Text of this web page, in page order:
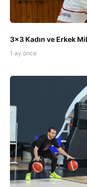
3x3 Kadın ve Erkek
1 ay önce